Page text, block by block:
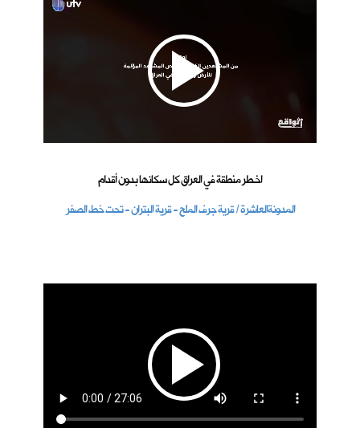
اخـطر منطقة في العراق كل سكانها بدون أقدام
المدونةالعاشرة / قرية جرف الملح - قرية البتران - تحت خط الصفر